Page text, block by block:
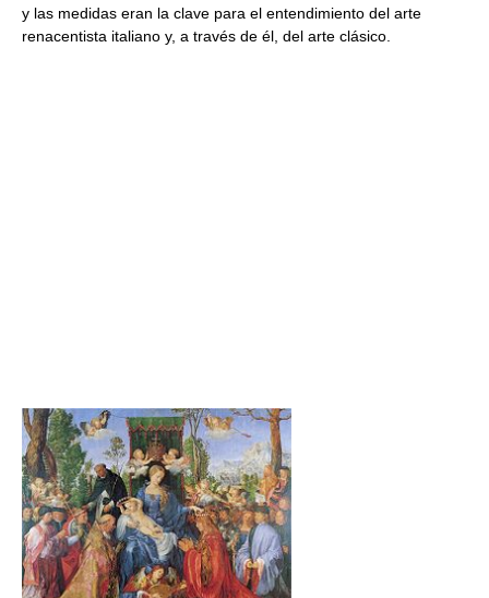
y las medidas eran la clave para el entendimiento del arte
renacentista italiano y, a través de él, del arte clásico.